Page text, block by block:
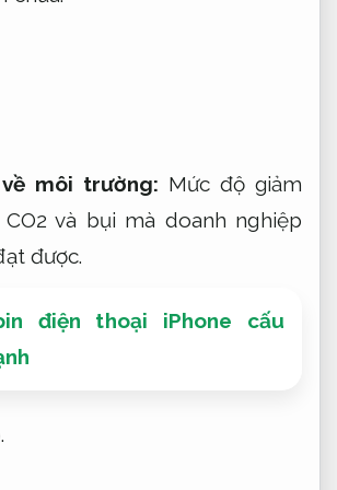
môi trường: Mức độ giảm
và bụi mà doanh nghiệp
được.
điện thoại iPhone cấu